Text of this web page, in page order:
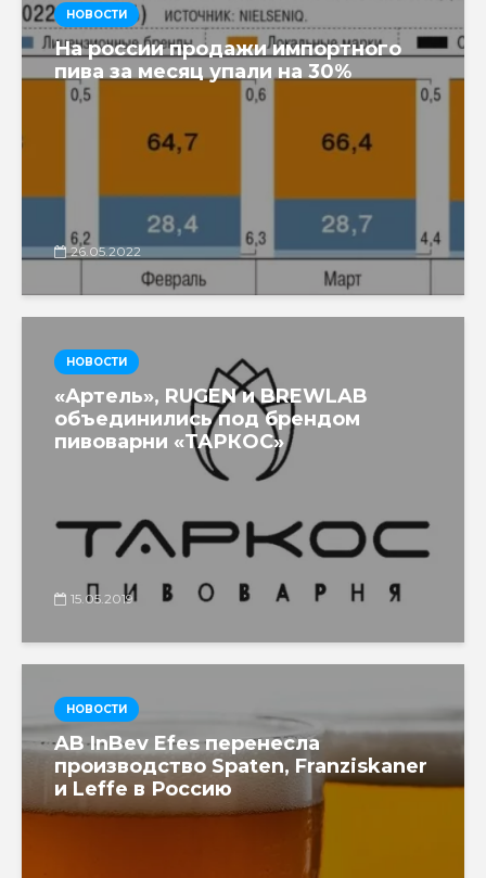
НОВОСТИ
На россии продажи импортного
пива за месяц упали на 30%
26.05.2022
НОВОСТИ
«Артель», RUGEN и BREWLAB
объединились под брендом
пивоварни «ТАРКОС»
15.05.2019
НОВОСТИ
AB InBev Efes перенесла
производство Spaten, Franziskaner
и Leffe в Россию